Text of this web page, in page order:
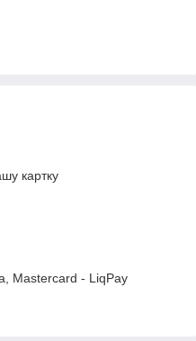
картку
Mastercard - LiqPay